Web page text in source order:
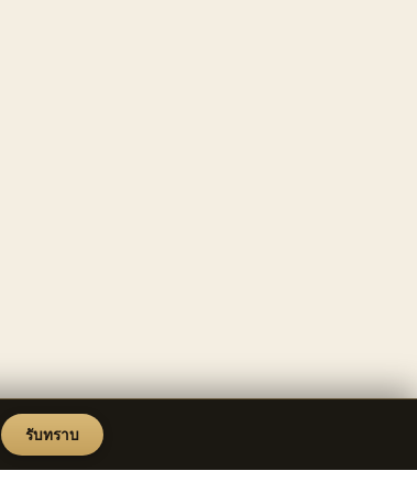
รับทราบ